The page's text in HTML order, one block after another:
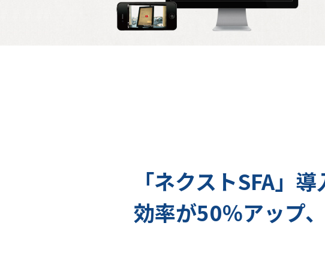
「ネクストSFA」
効率が50％アップ